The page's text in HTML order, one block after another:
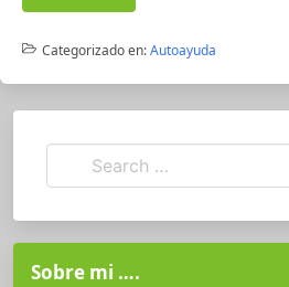
Categorizado en:Autoayuda
Sobre mi ….